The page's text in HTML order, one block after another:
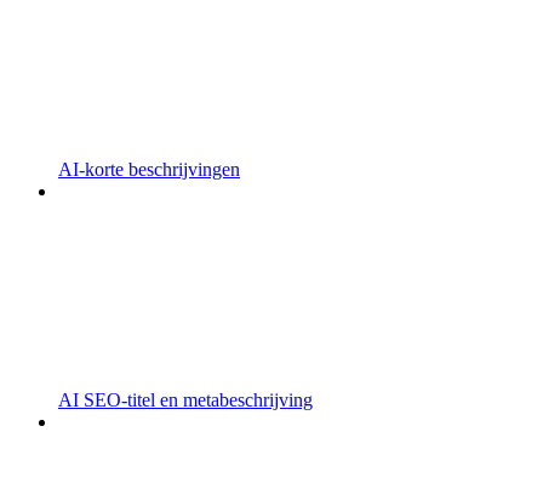
AI-korte beschrijvingen
AI SEO-titel en metabeschrijving